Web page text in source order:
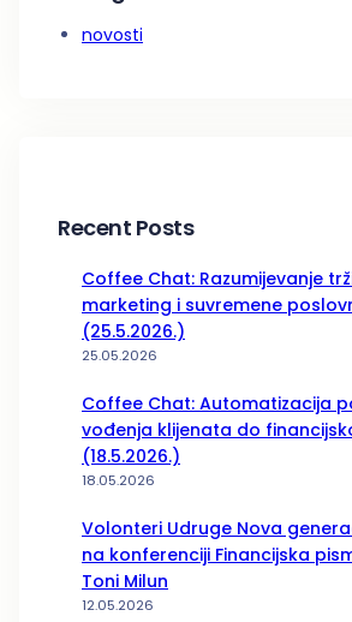
novosti
Recent Posts
Coffee Chat: Razumijevanje
marketing i suvremene
(25.5.2026.)
25.05.2026
Coffee Chat: Automatizacija
vođenja klijenata do
(18.5.2026.)
18.05.2026
Volonteri Udruge Nova
na konferenciji Financijska
Toni Milun
12.05.2026